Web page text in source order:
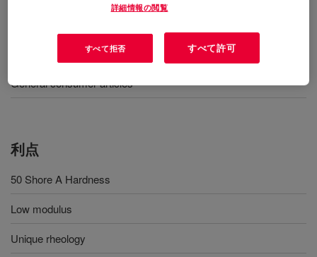
Food contact (cooking ware, valves, diaphragms)
General consumer articles
利点
50 Shore A Hardness
Low modulus
Unique rheology
詳細情報の閲覧
すべて拒否 すべて許可